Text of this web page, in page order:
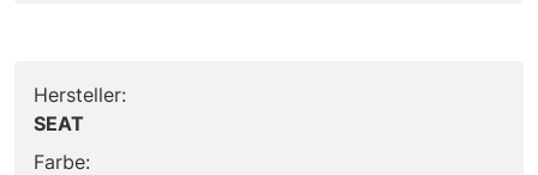
Hersteller:
SEAT
Farbe: